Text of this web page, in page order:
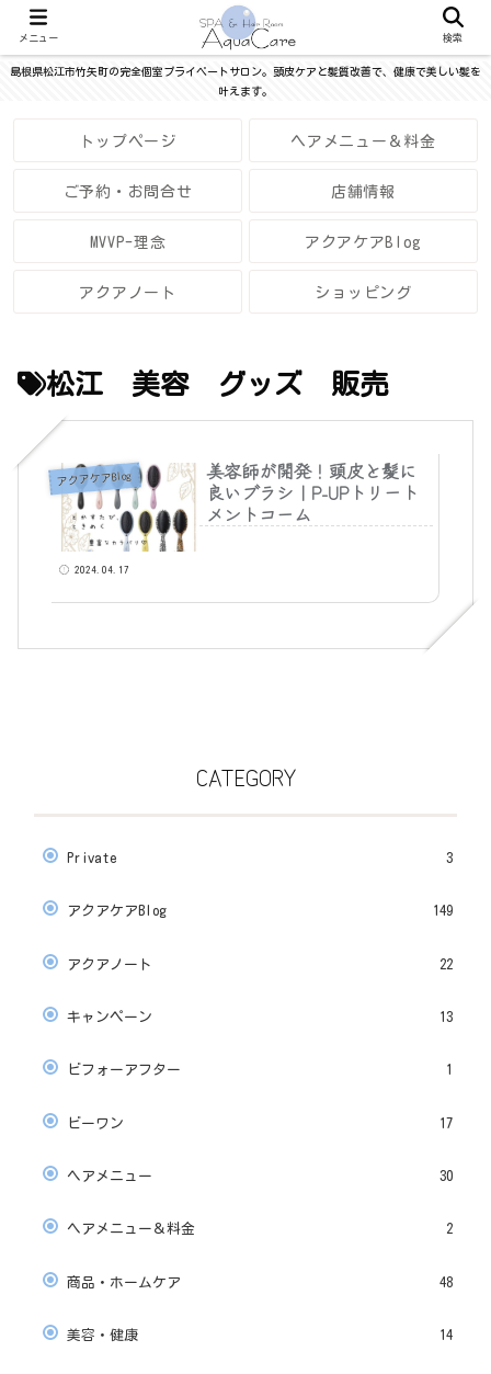
島根県松江市竹矢町の完全個室プライベートサロン。頭皮ケアと髪質改善で、健康で美しい髪を
叶えます。
トップページ ヘアメニュー＆料金
ご予約・お問合せ 店舗情報
MVVP-理念 アクアケアBlog
アクアノート ショッピング
松江 美容 グッズ 販売
アクアケアBlog
美容師が開発！頭皮と髪に
良いブラシ｜P-UPトリート
メントコーム
2024.04.17
CATEGORY
Private 3
アクアケアBlog 149
アクアノート 22
キャンペーン 13
ビフォーアフター 1
ビーワン 17
ヘアメニュー 30
ヘアメニュー＆料金 2
商品・ホームケア 48
美容・健康 14
メニュー 検索